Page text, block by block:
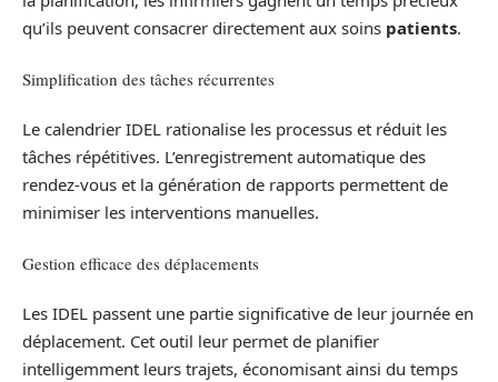
qu’ils peuvent consacrer directement aux soins patients.
Simplification des tâches récurrentes
Le calendrier IDEL rationalise les processus et réduit les
tâches répétitives. L’enregistrement automatique des
rendez-vous et la génération de rapports permettent de
minimiser les interventions manuelles.
Gestion efficace des déplacements
Les IDEL passent une partie significative de leur journée en
déplacement. Cet outil leur permet de planifier
intelligemment leurs trajets, économisant ainsi du temps